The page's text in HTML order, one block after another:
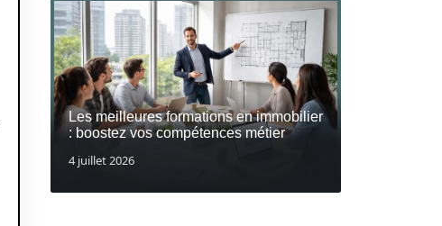
Les meilleures formations en immobilier
: boostez vos compétences métier
4 juillet 2026